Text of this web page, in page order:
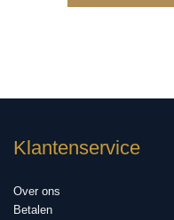
Klantenservice
Over ons
Betalen